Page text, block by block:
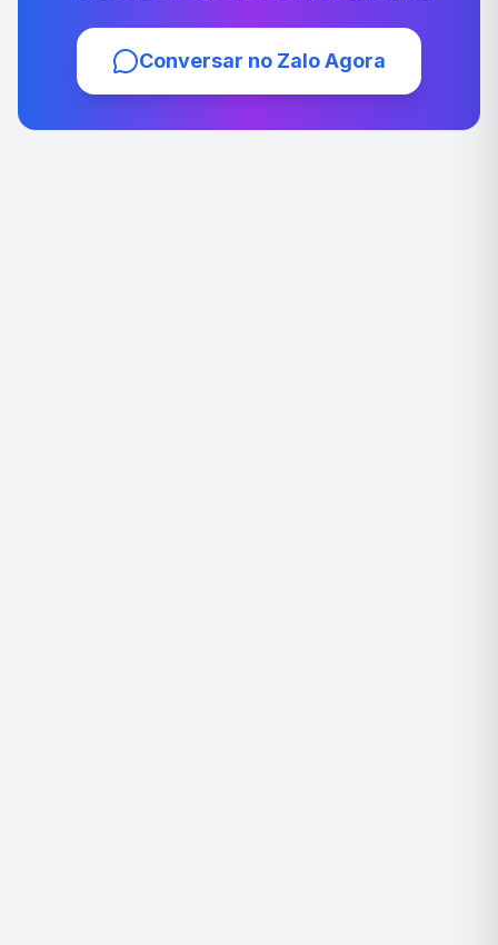
Conversar no Zalo Agora